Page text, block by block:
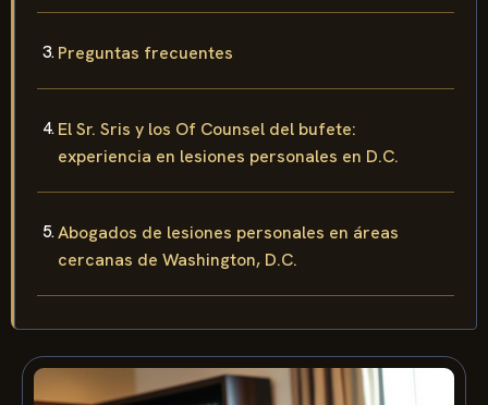
Preguntas frecuentes
El Sr. Sris y los Of Counsel del bufete:
experiencia en lesiones personales en D.C.
Abogados de lesiones personales en áreas
cercanas de Washington, D.C.